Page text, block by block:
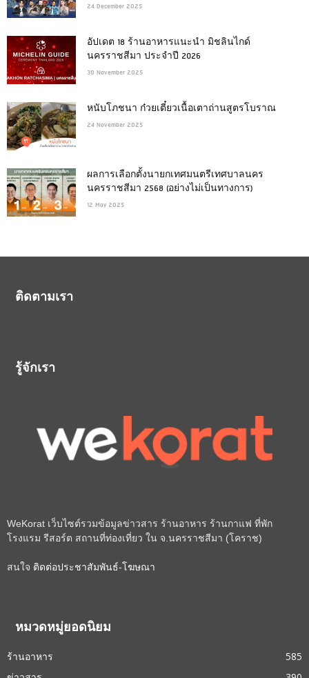
24 December 2025
อัปเดต 18 ร้านอาหารแนะนำ มิชลินไกด์
นครราชสีมา ประจำปี 2026
30 November 2025
หนับโภชนา ก๋วยเตี๋ยวเนื้อเตาถ่านสูตรโบราณ
24 November 2025
ผลการเลือกตั้งนายกเทศมนตรีเทศบาลนคร
นครราชสีมา 2568 (อย่างไม่เป็นทางการ)
12 May 2025
ติดตามเรา
รู้จักเรา
WeKorat เว็บไซต์รวมข้อมูลข่าวสาร ร้านอาหาร ร้านกาแฟ ที่พัก
โรงแรม รีสอร์ต สถานที่ท่องเที่ยว ใน จ.นครราชสีมา (โคราช)
สนใจ ติดต่อประชาสัมพันธ์-โฆษณา
หมวดหมู่ยอดนิยม
ร้านอาหาร
585